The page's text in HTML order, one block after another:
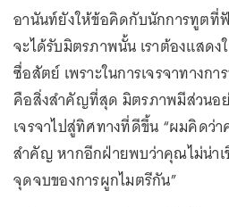
อานันท์ยังให้ข้อคิดกับนักการทูตที่ฟั
จะได้รับมิตรภาพนั้น เราต้องแสดง
ซื่อสัตย์ เพราะในการเจรจาทางก
คือสิ่งสำคัญที่สุด มิตรภาพมีส่วนอย่
เจรจาไปสู่ทิศทางที่ดีขึ้น “ผมคิดว่า
สำคัญ หากอีกฝ่ายพบว่าคุณไม่น่า
จุดจบของการผูกไมตรีกัน”